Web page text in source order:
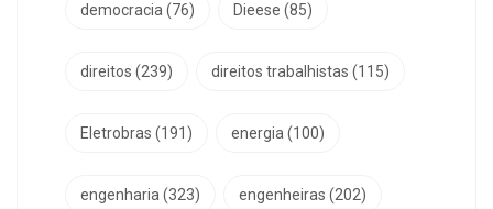
democracia(76) Dieese (85)
direitos (239) direitos trabalhistas (115)
Eletrobras (191) energia(100)
engenharia(323) engenheiras (202)